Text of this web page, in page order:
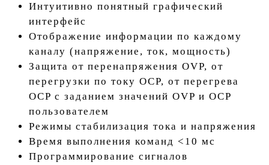
Интуитивно понятный графический
интерфейс
Отображение информации по каждому
каналу (напряжение, ток, мощность)
Защита от перенапряжения OVP, от
перегрузки по току OCP, от перегрева
OCP с заданием значений OVP и OCP
пользователем
Режимы стабилизация тока и напряжения
Время выполнения команд <10 мс
Программирование сигналов